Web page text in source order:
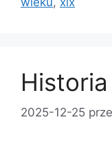
2025-12-25